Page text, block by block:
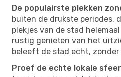
De populairste plekken
buiten de drukste periodes,
plekjes van de stad
rustig genieten van het
beleeft de stad echt,
Proef de echte lokale sfeer